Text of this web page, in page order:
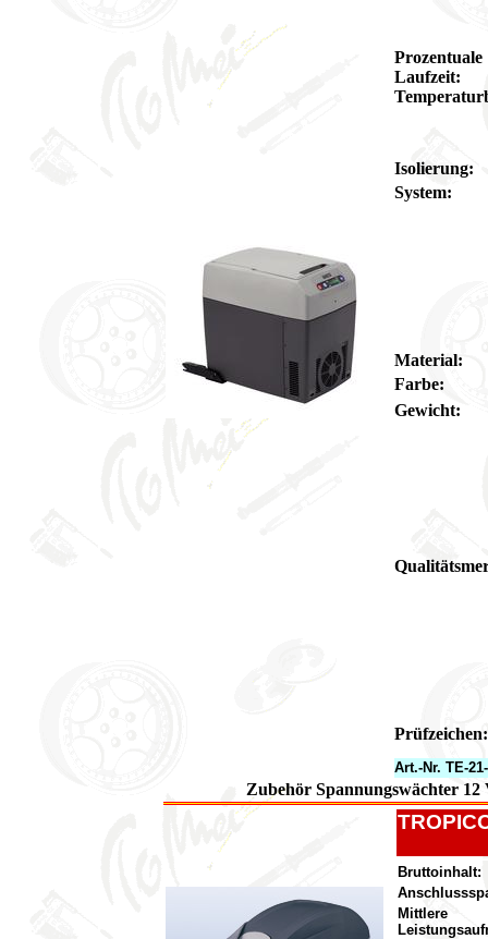
Prozentuale
Laufzeit:
Isolierung:
System:
Material:
Farbe:
Gewicht:
Prüfzeichen:
Art.-Nr. TE-
Zubehör Spannungswächter
Bruttoinhalt:
Mittlere